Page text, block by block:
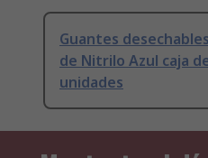
Guantes
de Nitrilo Azul caja
unidades